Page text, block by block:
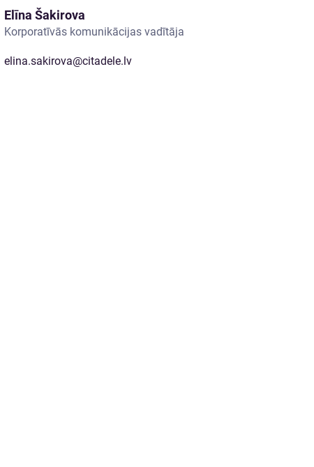
Elīna Šakirova
Korporatīvās komunikācijas vadītāja
elina.sakirova@citadele.lv